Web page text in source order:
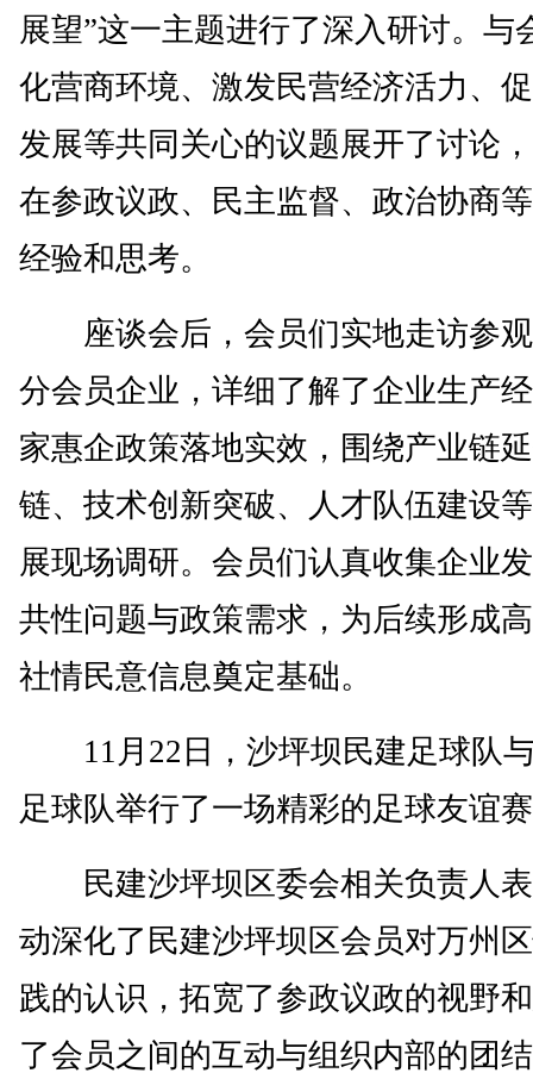
展望”这一主题进行了深入研讨。与
化营商环境、激发民营经济活力、
发展等共同关心的议题展开了讨论
在参政议政、民主监督、政治协商
经验和思考。
座谈会后，会员们实地走访参观
分会员企业，详细了解了企业生产
家惠企政策落地实效，围绕产业链
链、技术创新突破、人才队伍建设
展现场调研。会员们认真收集企业
共性问题与政策需求，为后续形成
社情民意信息奠定基础。
11月22日，沙坪坝民建足球队
足球队举行了一场精彩的足球友谊
民建沙坪坝区委会相关负责人表
动深化了民建沙坪坝区会员对万州
践的认识，拓宽了参政议政的视野
了会员之间的互动与组织内部的团